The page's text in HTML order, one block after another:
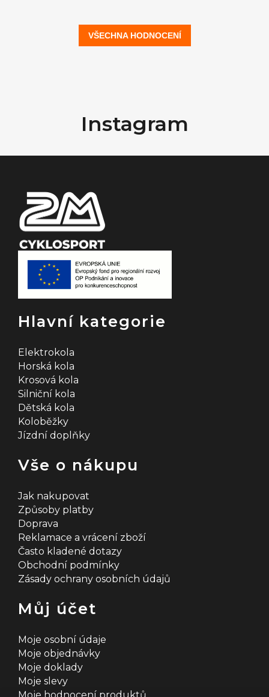
VŠECHNA HODNOCENÍ
t
Instagram
Hlavní kategorie
Elektrokola
Horská kola
Krosová kola
Silniční kola
Dětská kola
Koloběžky
Jízdní doplňky
Vše o nákupu
Jak nakupovat
Způsoby platby
Doprava
Reklamace a vrácení zboží
Často kladené dotazy
Obchodní podmínky
Zásady ochrany osobních údajů
Můj účet
Moje osobní údaje
Moje objednávky
Moje doklady
Moje slevy